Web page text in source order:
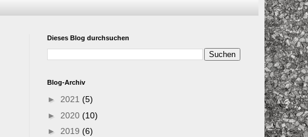
Dieses Blog durchsuchen
Blog-Archiv
► 2021 (5)
► 2020 (10)
► 2019 (6)